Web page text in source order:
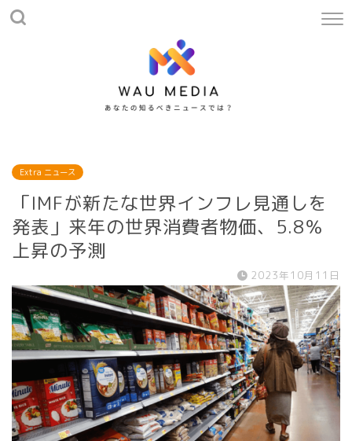
Extra ニュース
「IMFが新たな世界インフレ見通しを
発表」来年の世界消費者物価、5.8％
上昇の予測
2023年10月11日